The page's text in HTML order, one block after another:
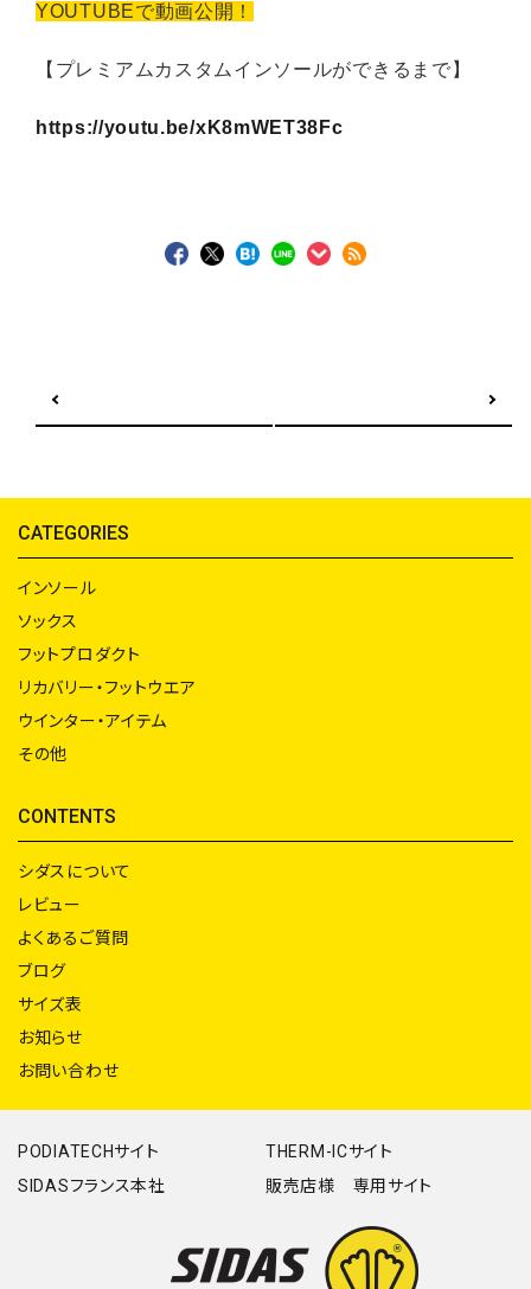
YOUTUBEで動画公開！
【プレミアムカスタムインソールができるまで】
https://youtu.be/xK8mWET38Fc
CATEGORIES
インソール
ソックス
フットプロダクト
リカバリー・フットウエア
ウインター・アイテム
その他
CONTENTS
シダスについて
レビュー
よくあるご質問
ブログ
サイズ表
お知らせ
お問い合わせ
PODIATECHサイト
THERM-ICサイト
SIDASフランス本社
販売店様 専用サイト